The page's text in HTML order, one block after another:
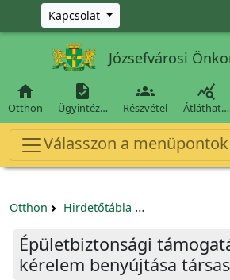
Ugrás a fő tartalomra
Kapcsolat
Józsefvárosi

Otthon

Ügyintéz…

Részvétel

Átláthat…
Válasszon a
Otthon Hirdetőtábla
Épületbiztonsági
kérelem benyújtása